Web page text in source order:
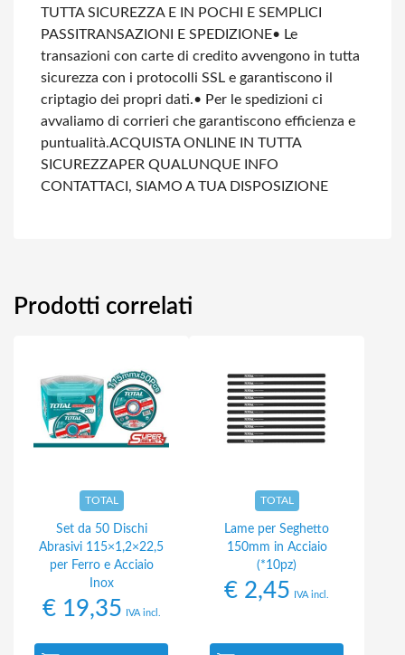
TUTTA SICUREZZA E IN POCHI E SEMPLICI
PASSI TRANSAZIONI E SPEDIZIONE• Le
transazioni con carte di credito avvengono in tutta
sicurezza con i protocolli SSL e garantiscono il
criptagio dei propri dati.• Per le spedizioni ci
avvaliamo di corrieri che garantiscono efficienza e
puntualità.ACQUISTA ONLINE IN TUTTA
SICUREZZAPER QUALUNQUE INFO
CONTATTACI, SIAMO A TUA DISPOSIZIONE
Prodotti correlati
TOTAL
Set da 50 Dischi
Abrasivi 115×1,2×22,5
per Ferro e Acciaio
Inox
€19,35 IVA incl.
TOTAL
Lame per Seghetto
150mm in Acciaio
(*10pz)
€ 2,45 IVA incl.